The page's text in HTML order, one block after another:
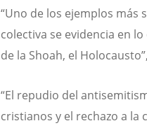
“Uno de los ejemplos más
colectiva se evidencia en
de la Shoah, el
“El repudio del
cristianos y el rechazo a la